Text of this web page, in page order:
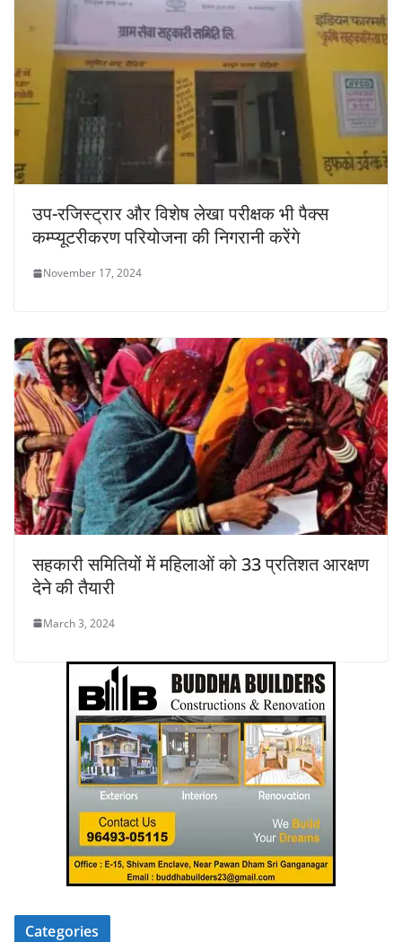
उप-रजिस्ट्रार और विशेष लेखा परीक्षक भी पैक्स
कम्प्यूटरीकरण परियोजना की निगरानी करेंगे
November 17, 2024
सहकारी समितियों में महिलाओं को 33 प्रतिशत आरक्षण
देने की तैयारी
March 3, 2024
Categories